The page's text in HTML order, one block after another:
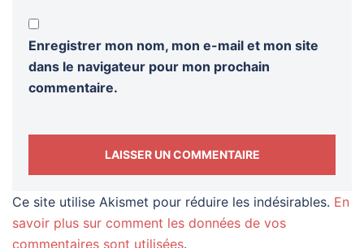
Enregistrer mon nom, mon e-mail et mon site
dans le navigateur pour mon prochain
commentaire.
Ce site utilise Akismet pour réduire les indésirables. En
savoir plus sur comment les données de vos
commentaires sont utilisées.